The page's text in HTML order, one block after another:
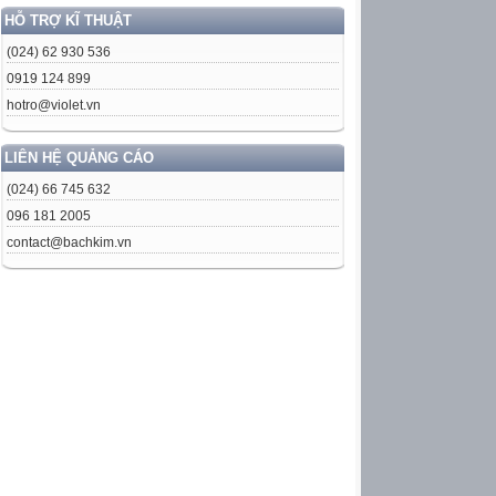
HỖ TRỢ KĨ THUẬT
(024) 62 930 536
0919 124 899
hotro@violet.vn
LIÊN HỆ QUẢNG CÁO
(024) 66 745 632
096 181 2005
contact@bachkim.vn